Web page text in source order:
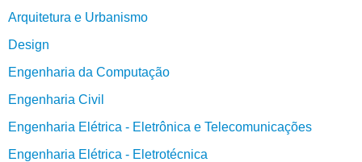
Arquitetura e Urbanismo
Design
Engenharia da Computação
Engenharia Civil
Engenharia Elétrica - Eletrônica e Telecomunicações
Engenharia Elétrica - Eletrotécnica